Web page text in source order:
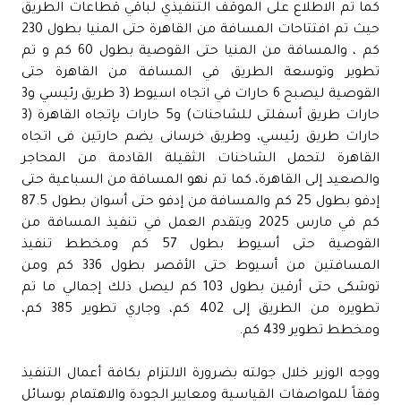
كما تم الاطلاع على الموقف التنفيذي لباقي قطاعات الطريق
حيث تم افتتاحات المسافة من القاهرة حتى المنيا بطول 230
كم ، والمسافة من المنيا حتى القوصية بطول 60 كم و تم
تطوير وتوسعة الطريق في المسافة من القاهرة حتى
القوصية ليصبح 6 حارات في اتجاه اسيوط (3 طريق رئيسي و3
حارات طريق أسفلتى للشاحنات) و5 حارات بإتجاه القاهرة (3
حارات طريق رئيسي، وطريق خرسانى يضم حارتين فى اتجاه
القاهرة لتحمل الشاحنات الثقيلة القادمة من المحاجر
والصعيد إلى القاهرة، كما تم نهو المسافة من السباعية حتى
إدفو بطول 25 كم والمسافة من إدفو حتى أسوان بطول 87.5
كم في مارس 2025 ويتقدم العمل في تنفيذ المسافة من
القوصية حتى أسيوط بطول 57 كم ومخطط تنفيذ
المسافتين من أسيوط حتى الأقصر بطول 336 كم ومن
توشكى حتى أرقين بطول 103 كم ليصل ذلك إجمالي ما تم
تطويره من الطريق إلى 402 كم، وجاري تطوير 385 كم،
ومخطط تطوير 439 كم.
ووجه الوزير خلال جولته بضرورة الالتزام بكافة أعمال التنفيذ
وفقاً للمواصفات القياسية ومعايير الجودة والاهتمام بوسائل